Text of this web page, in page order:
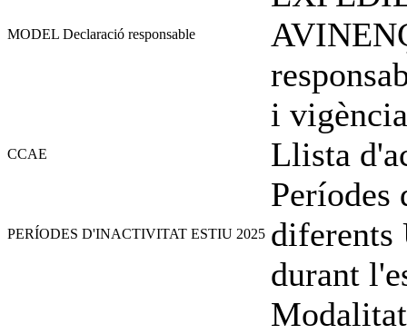
MODEL Declaració responsable
i
CCAE Llista
PERÍODES D'INACTIVITAT ESTIU 2025
Períodes
diferents
durant